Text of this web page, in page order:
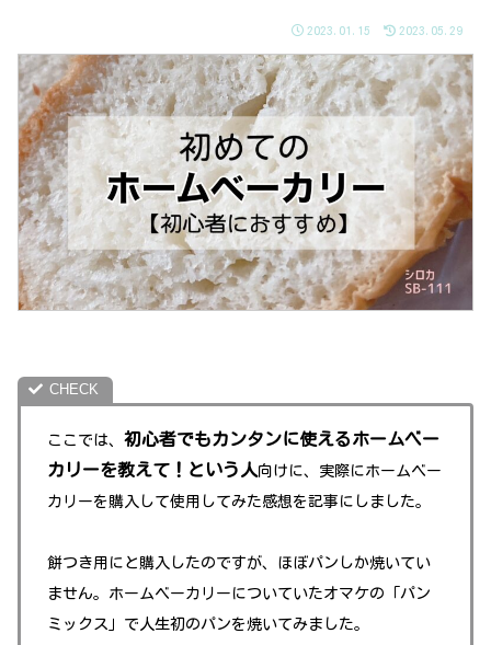
2023.01.15 2023.05.29
ここでは、 初心者でもカンタンに使えるホームベー
カリーを教えて！という人 向けに、実際にホームベー
カリーを購入して使用してみた感想を記事にしました。
餅つき用にと購入したのですが、ほぼパンしか焼いてい
ません。ホームベーカリーについていたオマケの「パン
ミックス」で人生初のパンを焼いてみました。